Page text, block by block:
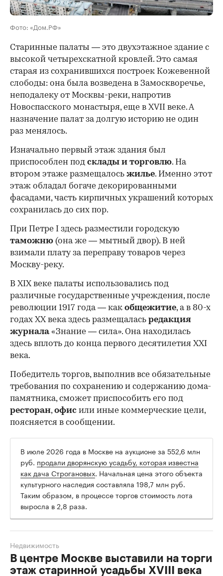
Фото: «Дом.РФ»
Старинные палаты — это двухэтажное здание с
высокой четырехскатной кровлей. Это самая
старая из сохранившихся построек Кожевенной
слободы: она была возведена в Замоскворечье,
неподалеку от Москвы-реки, напротив
Новоспасского монастыря, еще в XVII веке. А
назначение палат за долгую историю не один
раз менялось.
Изначально первый этаж здания был
приспособлен под склады и торговлю. На
втором этаже размещалось жилье. Именно этот
этаж обладал богаче декорированными
фасадами, часть кирпичных украшений которых
сохранилась до сих пор.
При Петре I здесь разместили городскую
таможню (она же — мытный двор). В ней
взимали плату за переправу товаров через
Москву-реку.
В XIX веке палаты использовались под
различные государственные учреждения, после
революции 1917 года — как общежитие, а в 80-х
годах XX века здесь размещалась редакция
журнала«Знание — сила». Она находилась
здесь вплоть до конца первого десятилетия XXI
века.
Победитель торгов, выполнив все обязательные
требования по сохранению и содержанию дома-
памятника, сможет приспособить его под
ресторан,офис или иные коммерческие цели,
поясняется в сообщении.
В июле 2026 года в Москве на аукционе за 552,6 млн
руб. продали дворянскую усадьбу, которая известна
как дача Строгановых. Начальная цена этого объекта
культурного наследия составляла 198,7 млн руб.
Таким образом, в процессе торгов стоимость лота
выросла в 2,8 раза.
В центре Москве выставили на торги
этаж старинной усадьбы XVIII века
Недвижимость